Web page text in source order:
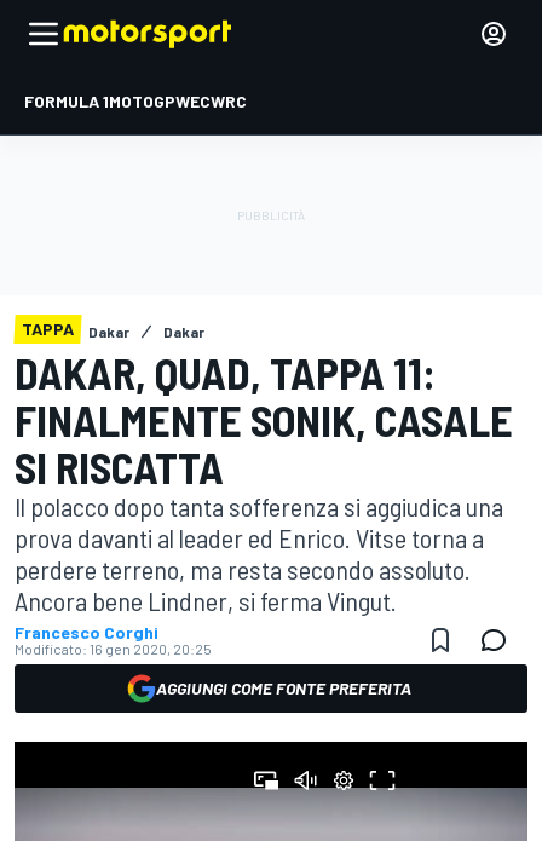
FORMULA 1MOTOGPWECWRC
TAPPA Dakar Dakar
DAKAR, QUAD, TAPPA 11:
FINALMENTE SONIK, CASALE
SI RISCATTA
Il polacco dopo tanta sofferenza si aggiudica una
prova davanti al leader ed Enrico. Vitse torna a
perdere terreno, ma resta secondo assoluto.
Ancora bene Lindner, si ferma Vingut.
Francesco Corghi
Modificato: 16 gen 2020, 20:25
AGGIUNGI COME FONTE PREFERITA